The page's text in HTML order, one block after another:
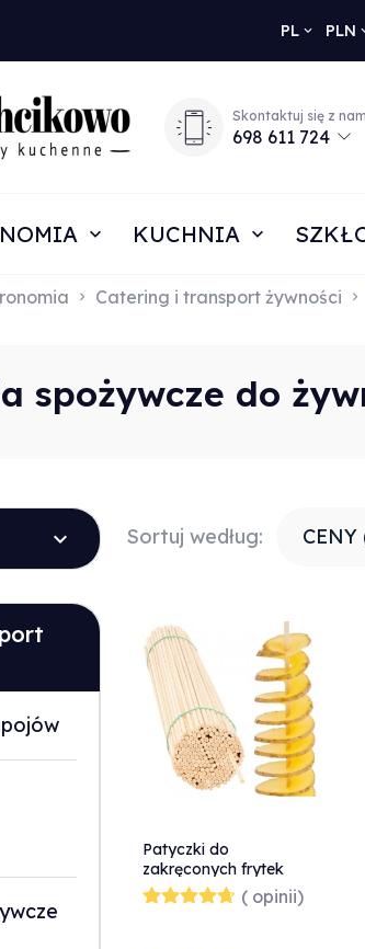
PL PLN
Skontaktuj się z
698 611 724
KUCHNIA
Catering i transport żywności
spożywcze do
Sortuj według:
sort CENY
Patyczki do
zakręconych frytek
ziemniaków bukowe
45cm/4mm 100szt
( opinii)